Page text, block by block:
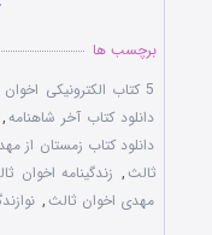
برچسب ها
5 کتاب الکترونیکی اخوان ثالث
دانلود کتاب آخر شاهنامه,
دانلود کتاب زمستان از
ثالث, زندگینامه اخوان
مهدی اخوان ثالث,